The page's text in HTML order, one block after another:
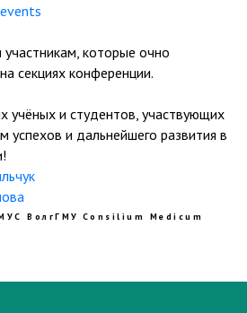
участникам, которые очно
секциях конференции.
учёных и студентов, участвующих
успехов и дальнейшего развития в
ВолгГМУ Consilium Medicum